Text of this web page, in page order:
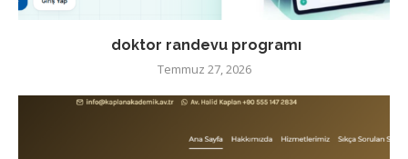
doktor randevu programı
Temmuz 27, 2026